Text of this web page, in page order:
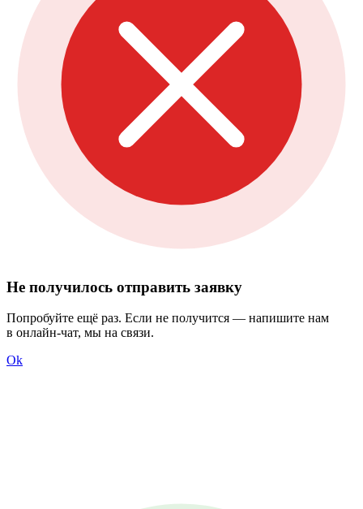
Не получилось отправить заявку
Попробуйте ещё раз. Если не получится — напишите нам
в онлайн-чат, мы на связи.
Ok